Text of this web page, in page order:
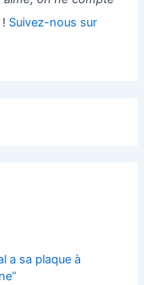
Suivez-nous sur
a sa plaque à